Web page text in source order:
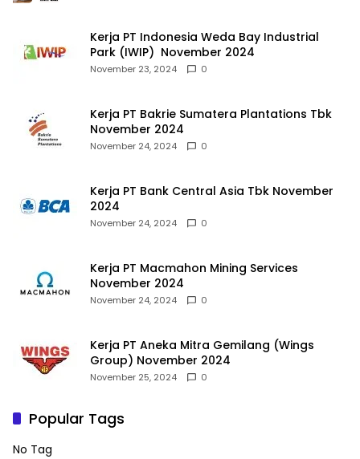
Kerja PT Indonesia Weda Bay Industrial
Park (IWIP) November 2024
November 23, 2024 0
Kerja PT Bakrie Sumatera Plantations Tbk
November 2024
November 24, 2024 0
Kerja PT Bank Central Asia Tbk November
2024
November 24, 2024 0
Kerja PT Macmahon Mining Services
November 2024
November 24, 2024 0
Kerja PT Aneka Mitra Gemilang (Wings
Group) November 2024
November 25, 2024 0
Popular Tags
No Tag